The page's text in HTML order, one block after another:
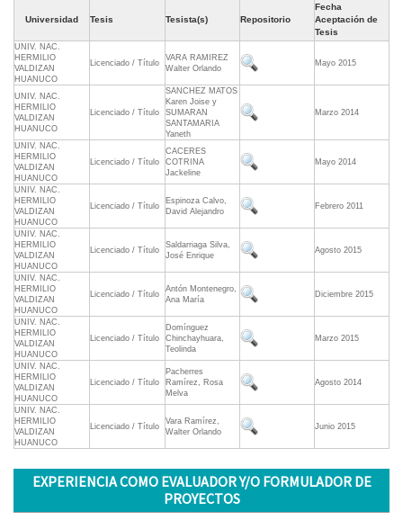
Universidad Tesis Tesista(s) Repositorio
Fecha
Aceptación de
Tesis
UNIV. NAC.
HERMILIO
VALDIZAN
HUANUCO
Licenciado / Título
VARA RAMIREZ
Walter Orlando
Mayo 2015
UNIV. NAC.
HERMILIO
VALDIZAN
HUANUCO
Licenciado / Título
SANCHEZ MATOS
Karen Joise y
SUMARAN
SANTAMARIA
Yaneth
Marzo 2014
UNIV. NAC.
HERMILIO
VALDIZAN
HUANUCO
Licenciado / Título
CACERES
COTRINA
Jackeline
Mayo 2014
UNIV. NAC.
HERMILIO
VALDIZAN
HUANUCO
Licenciado / Título
Espinoza Calvo,
David Alejandro
Febrero 2011
UNIV. NAC.
HERMILIO
VALDIZAN
HUANUCO
Licenciado / Título
Saldarriaga Silva,
José Enrique
Agosto 2015
UNIV. NAC.
HERMILIO
VALDIZAN
HUANUCO
Licenciado / Título
Antón Montenegro,
Ana María
Diciembre 2015
UNIV. NAC.
HERMILIO
VALDIZAN
HUANUCO
Licenciado / Título
Domínguez
Chinchayhuara,
Teolinda
Marzo 2015
UNIV. NAC.
HERMILIO
VALDIZAN
HUANUCO
Licenciado / Título
Pacherres
Ramírez, Rosa
Melva
Agosto 2014
UNIV. NAC.
HERMILIO
VALDIZAN
HUANUCO
Licenciado / Título
Vara Ramírez,
Walter Orlando
Junio 2015
EXPERIENCIA COMO EVALUADOR Y/O FORMULADOR DE
PROYECTOS